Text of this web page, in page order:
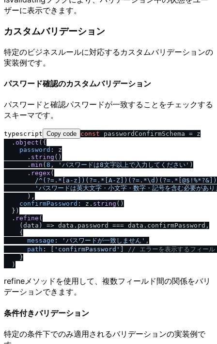
ザーに表示できます。
カスタムバリデーション
特定のビジネスルールに対応するカスタムバリデーションの
実装例です。
パスワード確認のカスタムバリデーション
パスワードと確認パスワードが一致することをチェックする
スキーマです。
typescript Copy code const passwordConfirmSchema = z
  .
object ({
password : z
      .
string ()
      .
min ( 8 , 'パスワードは8文字以上で入力してください' )
      .
regex (
/^(?=.*[a-z])(?=.*[A-Z])(?=.*\d)(?=.*[@$!%*?&])
'パスワードは英大文字・小文字・数字・記号を含む必要があ
      ),
confirmPassword : z. string ()
  })
  .
refine (
( data ) => data. password === data. confirmPassword ,
    {
message : 'パスワードが一致しません' ,
path : [ 'confirmPassword' // エラーを表示するフィール
    }
refineメソッドを使用して、複数フィールド間の関係をバリ
デーションできます。
条件付きバリデーション
特定の条件下でのみ適用されるバリデーションの実装例で